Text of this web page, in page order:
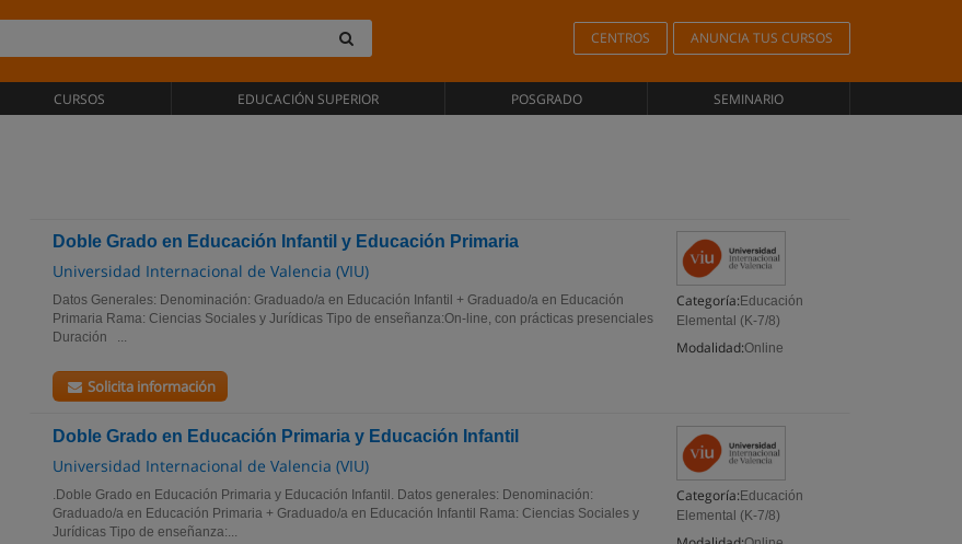
CENTROS ANUNCIA TUS CURSOS
CURSOS EDUCACIÓN SUPERIOR POSGRADO SEMINARIO
Doble Grado en Educación Infantil y Educación Primaria
Universidad Internacional de Valencia (VIU)
Categoría: Educación
Elemental (K-7/8)
Modalidad:Online
Datos Generales: Denominación: Graduado/a en Educación Infantil + Graduado/a en Educación
Primaria Rama: Ciencias Sociales y Jurídicas Tipo de enseñanza:On-line, con prácticas presenciales
Duración ...
Solicita información
Doble Grado en Educación Primaria y Educación Infantil
Universidad Internacional de Valencia (VIU)
Categoría: Educación
Elemental (K-7/8)
.Doble Grado en Educación Primaria y Educación Infantil. Datos generales: Denominación:
Graduado/a en Educación Primaria + Graduado/a en Educación Infantil Rama: Ciencias Sociales y
Jurídicas Tipo de enseñanza:...